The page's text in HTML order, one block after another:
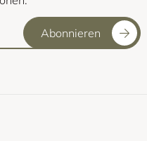
Abonnieren